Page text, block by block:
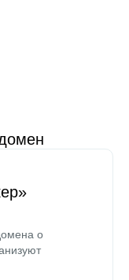
о